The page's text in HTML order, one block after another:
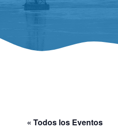
« Todos los Eventos